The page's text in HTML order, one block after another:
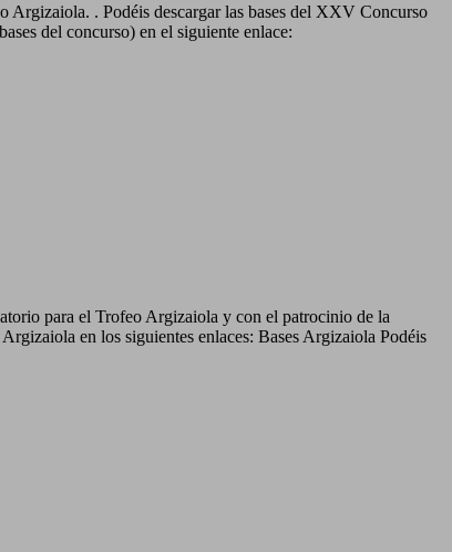
. Podéis descargar las bases del XXV Concurso
del concurso) en el siguiente enlace:
para el Trofeo Argizaiola y con el patrocinio de la
en los siguientes enlaces: Bases Argizaiola Podéis